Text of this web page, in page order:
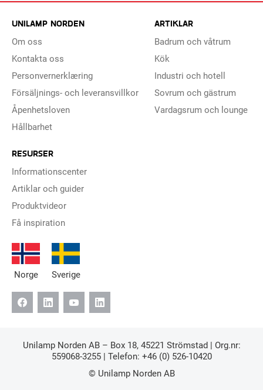
UNILAMP NORDEN
Om oss
Kontakta oss
Personvernerklæring
Försäljnings- och leveransvillkor
Åpenhetsloven
Hållbarhet
ARTIKLAR
Badrum och våtrum
Kök
Industri och hotell
Sovrum och gästrum
Vardagsrum och lounge
RESURSER
Informationscenter
Artiklar och guider
Produktvideor
Få inspiration
Norge Sverige
Unilamp Norden AB – Box 18, 45221 Strömstad | Org.nr:
559068-3255 | Telefon: +46 (0) 526-10420
© Unilamp Norden AB